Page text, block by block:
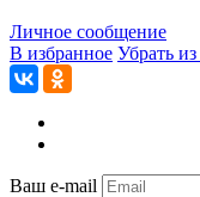
Личное сообщение
В избранное Убрать
Ваш e-mail